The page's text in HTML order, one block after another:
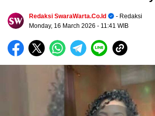
Redaksi SwaraWarta.co.id
- Redaksi
Monday, 16 March 2026 - 11:41 WIB